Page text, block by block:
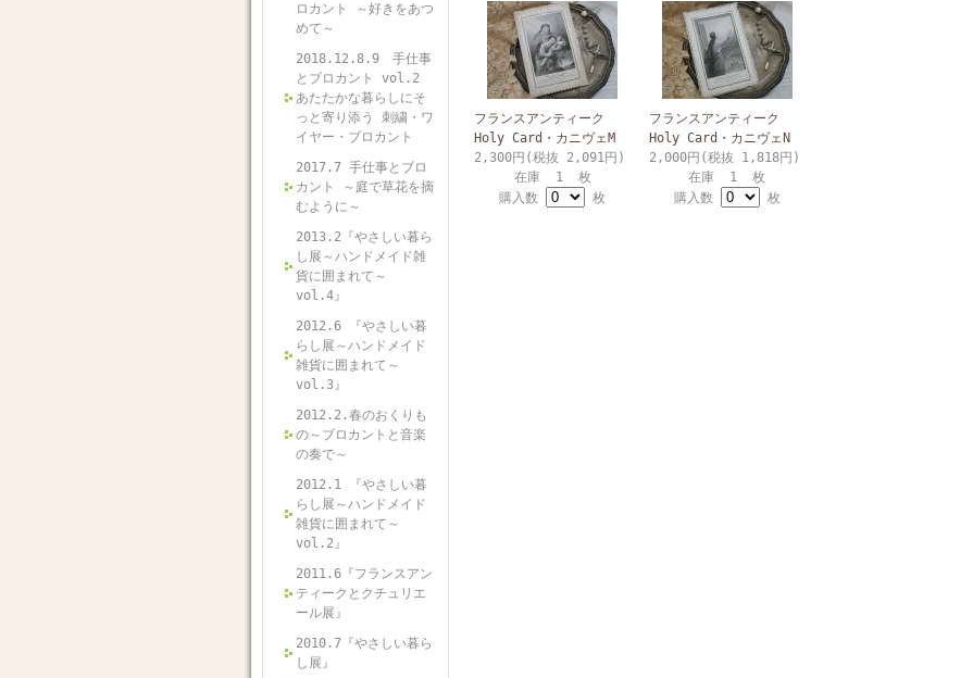
ロカント ～好きをあつ
めて～
2018.12.8.9 手仕事
とブロカント vol.2
あたたかな暮らしにそ
っと寄り添う 刺繍・ワ
イヤー・ブロカント
2017.7 手仕事とブロ
カント ～庭で草花を摘
むように～
2013.2『やさしい暮ら
し展～ハンドメイド雑
貨に囲まれて～
vol.4』
2012.6 『やさしい暮
らし展～ハンドメイド
雑貨に囲まれて～
vol.3』
2012.2.春のおくりも
の～ブロカントと音楽
の奏で～
2012.1 『やさしい暮
らし展～ハンドメイド
雑貨に囲まれて～
vol.2』
2011.6『フランスアン
ティークとクチュリエ
ール展』
2010.7『やさしい暮ら
し展』
フランスアンティーク
Holy Card・カニヴェM
2,300円(税抜 2,091円)
在庫 1 枚
購入数
枚
フランスアンティーク
Holy Card・カニヴェN
2,000円(税抜 1,818円)
在庫 1 枚
購入数
枚